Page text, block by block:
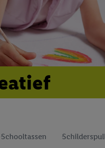
Schooltassen